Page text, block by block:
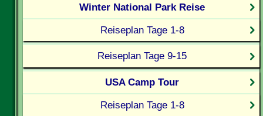
Winter National Park Reise
Reiseplan Tage 1-8
Reiseplan Tage 9-15
USA Camp Tour
Reiseplan Tage 1-8